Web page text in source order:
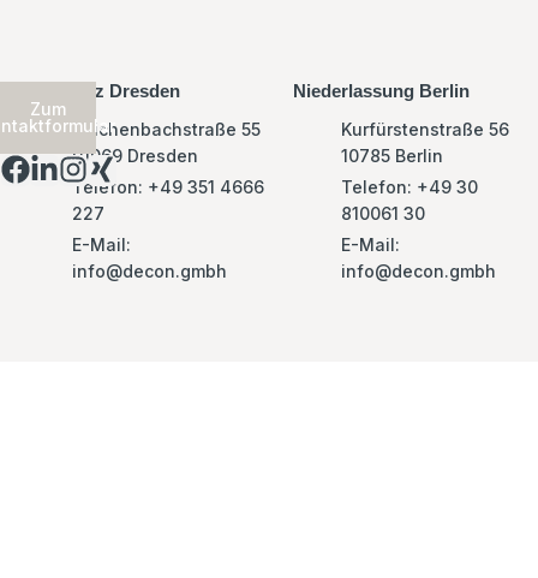
Hauptsitz Dresden
Reichenbachstraße 55
01069 Dresden
Telefon: +49 351 4666
227
E-Mail:
info@decon.gmbh
Niederlassung Berlin
Kurfürstenstraße 56
10785 Berlin
Telefon: +49 30
810061 30
E-Mail:
info@decon.gmbh
Zum